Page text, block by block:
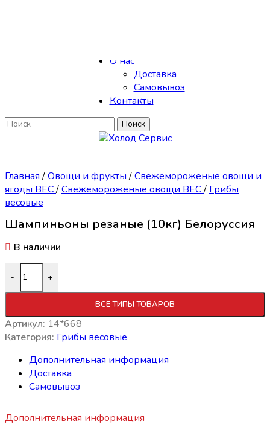
О нас
Доставка
Самовывоз
Контакты
Поиск
Главная/Овощи и фрукты/Свежемороженые овощи и
ягоды ВЕС/Свежемороженые овощи ВЕС/ Грибы
весовые
Шампиньоны резаные (10кг) Белоруссия
В наличии
- +
ВСЕ ТИПЫ ТОВАРОВ
Артикул: 14*668
Категория: Грибы весовые
Дополнительная информация
Доставка
Самовывоз
Дополнительная информация